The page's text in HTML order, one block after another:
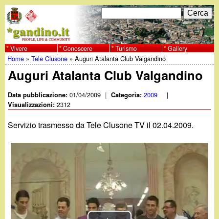
al
contenuto
principale
w
w
w
.
g
a
n
F
o
r
m
d
i
r
i
c
e
r
C
e
r
c
a
Vivere Conoscere Turismo Gallery
Tu
sei
qui
Home »Tele Clusone »Auguri Atalanta Club Valgandino
Auguri Atalanta Club Valgandino
Data pubblicazione:01/04/2009 | Categoria:2009 |
Visualizzazioni:2312
Servizio trasmesso da Tele Clusone TV il 02.04.2009.